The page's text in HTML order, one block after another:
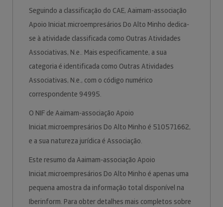
Seguindo a classificação do CAE, Aaimam-associação
Apoio Iniciat.microempresários Do Alto Minho dedica-
se à atividade classificada como Outras Atividades
Associativas, N.e.. Mais especificamente, a sua
categoria é identificada como Outras Atividades
Associativas, N.e., com o código numérico
correspondente 94995.
O NIF de Aaimam-associação Apoio
Iniciat.microempresários Do Alto Minho é 510571662,
e a sua natureza jurídica é Associação.
Este resumo da Aaimam-associação Apoio
Iniciat.microempresários Do Alto Minho é apenas uma
pequena amostra da informação total disponível na
Iberinform. Para obter detalhes mais completos sobre